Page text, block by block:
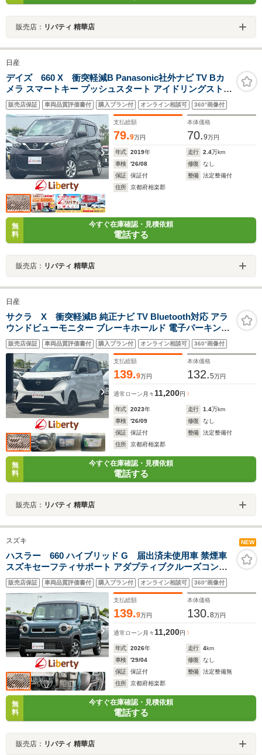
販売店： リバティ 精華店
日産
デイズ 660 X 衝突軽減B Panasonic社外ナビ TV Bカ
メラ スマートキー プッシュスタート アイドリングストッ
プ ステアリングスイッチ 電動格納ミラー タッチパネルオ
ートエアコン 純正アルミホイール
販売店保証 車両品質評価書付 購入プラン付 オンライン相談可 360°画像付
支払総額
79.9万円
本体価格
70.9万円
年式 2019年 走行 2.4万km
車検
'26/08 修復
なし
保証
保証付 整備
法定整備付
住所
京都府相楽郡
無
料
今すぐ在庫確認・見積依頼
電話する
販売店： リバティ 精華店
日産
サクラ X 衝突軽減B 純正ナビ TV Bluetooth対応 アラ
ウンドビューモニター ブレーキホールド 電子パーキング
スマートキー プッシュスタート LEDヘッドライト 電動格
納ミラー オートエアコン
販売店保証 車両品質評価書付 購入プラン付 オンライン相談可 360°画像付
支払総額
139.9万円
本体価格
132.5万円
通常ローン 月々11,200円
年式 2023年 走行 1.4万km
車検
'26/09 修復
なし
保証
保証付 整備
法定整備付
住所
京都府相楽郡
無
料
今すぐ在庫確認・見積依頼
電話する
販売店： リバティ 精華店
スズキ NEW
ハスラー 660 ハイブリッド G 届出済未使用車 禁煙車
スズキセーフティサポート アダプティブクルーズコント
ロール LEDヘッドライト スマートキー プッシュスタート
アイドリングストップ 前席シートヒーター ステアリング
スイッチ
販売店保証 車両品質評価書付 購入プラン付 オンライン相談可 360°画像付
支払総額
139.9万円
本体価格
130.8万円
通常ローン 月々 11,200円
年式 2026年 走行 4km
車検
'29/04 修復
なし
保証
保証付 整備
法定整備無
住所
京都府相楽郡
無
料
今すぐ在庫確認・見積依頼
電話する
販売店： リバティ 精華店